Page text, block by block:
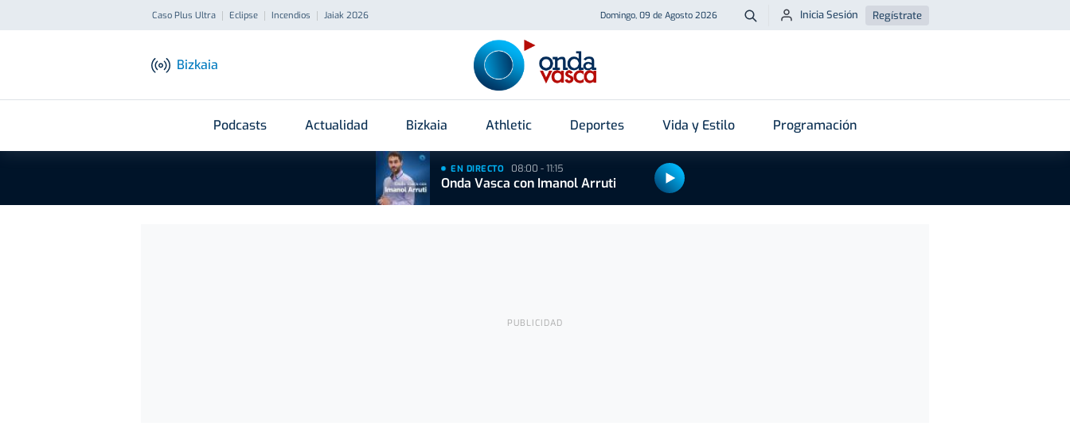
Caso Plus Ultra Eclipse Incendios Jaiak 2026 Domingo, 09 de Agosto 2026 Buscar
Inicia Sesión Regístrate
Bizkaia
Podcasts Actualidad Bizkaia Athletic Deportes Vida y Estilo Programación
EN DIRECTO 08:00 - 11:15
Onda Vasca con Imanol Arruti